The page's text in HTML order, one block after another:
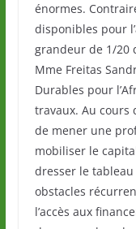
énormes.
disponibles pour
grandeur de 1/20
Mme Freitas
Durables pour
travaux. Au cours
de mener une
mobiliser le
dresser le
obstacles
l’accès aux